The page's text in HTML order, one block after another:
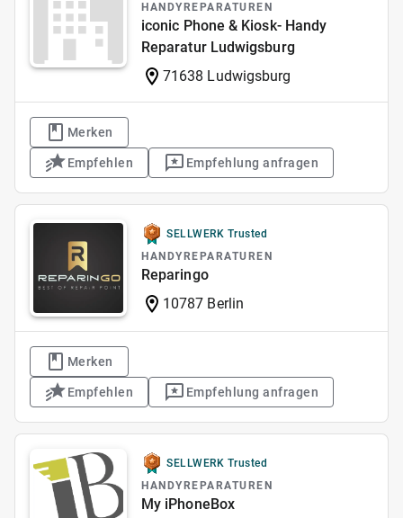
HANDYREPARATUREN
iconic Phone & Kiosk- Handy
Reparatur Ludwigsburg
71638 Ludwigsburg
Merken
Empfehlen Empfehlung anfragen
SELLWERK Trusted
HANDYREPARATUREN
Reparingo
10787 Berlin
Merken
Empfehlen Empfehlung anfragen
SELLWERK Trusted
HANDYREPARATUREN
My iPhoneBox